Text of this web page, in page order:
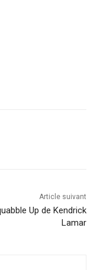
Article suivant
Up de Kendrick
Lamar